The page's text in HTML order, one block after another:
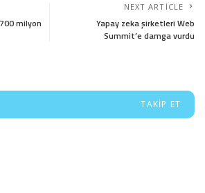
milyon
NEXT ARTICLE
Yapay zeka şirketleri Web
Summit’e damga vurdu
TAKIP ET